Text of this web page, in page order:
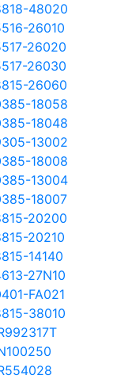
48020
26010
26020
26030
26060
18058
18048
13002
18008
13004
18007
20200
20210
14140
27N10
FA021
38010